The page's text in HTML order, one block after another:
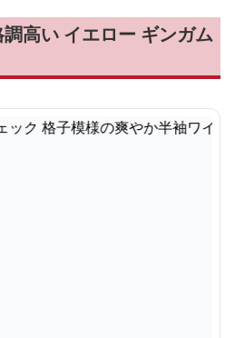
高い イエロー ギンガム